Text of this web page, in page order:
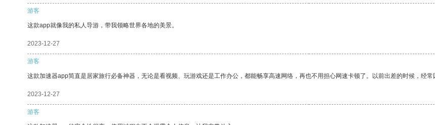
游客
这款app就像我的私人导游，带我领略世界各地的美景。
2023-12-27
游客
这款加速器app简直是居家旅行必备神器，无论是看视频、玩游戏还是工作办公，都能畅享高速网络，再也不用担心网速卡顿了。以前出差的时候，经
2023-12-27
游客